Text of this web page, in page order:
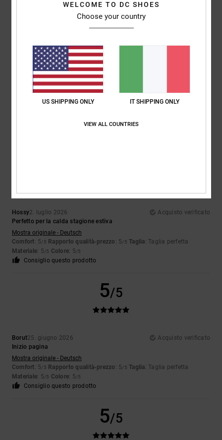
Rapporto qualità-prezzo
Taglia
Troppo piccolo Troppo grande
Hossy2. luglio 2026
Acquisto verificato
Perfetto per la calda stagione estiva
Mostra originale - Deutsch
Comfort: 5/5 Rapporto qualità-prezzo : 5/5 Taglia: Taglia perfetta
Materiale: 5/5 Colore: 5/5
Consiglio questo prodotto
5/5
Borut25. giugno 2026
Acquisto verificato
Inizio pagina
Mostra originale - Deutsch
Comfort: 5/5 Rapporto qualità-prezzo : 5/5 Taglia: Taglia perfetta
Materiale: 5/5 Colore: 5/5
Consiglio questo prodotto
5/5
WELCOME TO DC SHOES
Choose your country
US SHIPPING ONLY IT SHIPPING ONLY
VIEW ALL COUNTRIES